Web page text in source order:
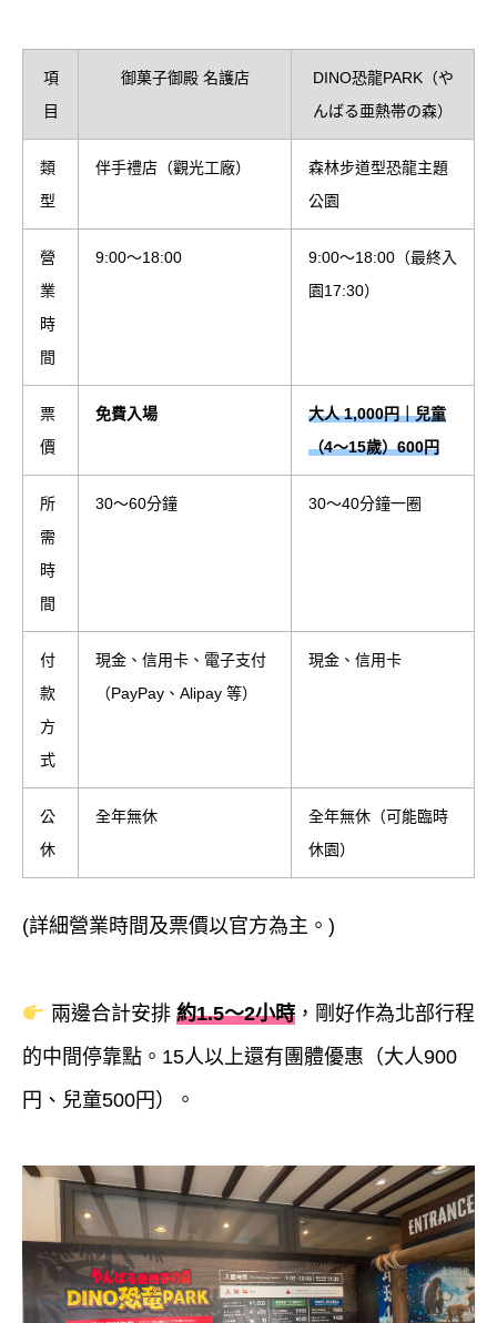
項
目
御菓子御殿 名護店
DINO恐龍PARK（や
んばる亜熱帯の森）
類
型
伴手禮店（觀光工廠）
森林步道型恐龍主題
公園
營
業
時
間
9:00～18:00
9:00～18:00（最終入
園17:30）
票
價
免費入場
大人 1,000円｜兒童
（4～15歲）600円
所
需
時
間
30～60分鐘 30～40分鐘一圈
付
款
方
式
現金、信用卡、電子支付
（PayPay、Alipay 等）
現金、信用卡
公
休
全年無休
全年無休（可能臨時
休園）
(詳細營業時間及票價以官方為主。)
兩邊合計安排 約1.5～2小時，剛好作為北部行程
的中間停靠點。15人以上還有團體優惠（大人900
円、兒童500円）。